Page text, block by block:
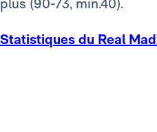
plus (90-73, min.40).
Statistiques du Real